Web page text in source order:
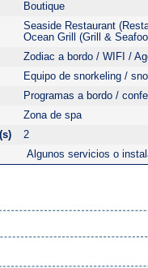
Boutique
Seaside Restaurant
Ocean Grill (Grill &
Zodiac a bordo / WIFI /
Equipo de snorkeling /
Programas a bordo /
Zona de spa
2
Algunos servicios o